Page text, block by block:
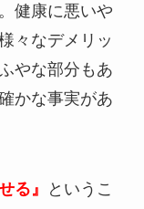
健康に悪いや
々なデメリッ
やな部分もあ
かな事実があ
る』
というこ